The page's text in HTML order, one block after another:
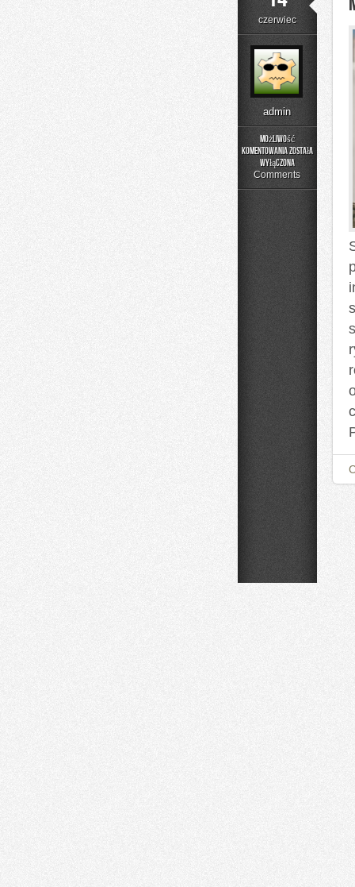
czerwiec
admin
Możliwość
komentowania
Size
została
wyłączona
Comments